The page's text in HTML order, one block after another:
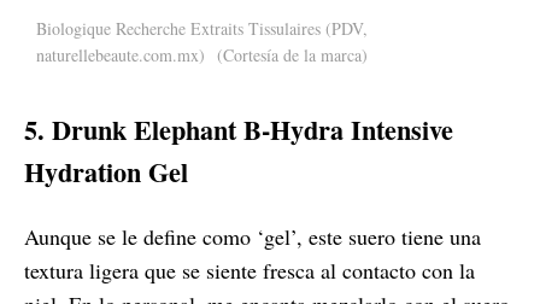
Biologique Recherche Extraits Tissulaires (PDV,
naturellebeaute.com.mx) (Cortesía de la marca)
5. Drunk Elephant B-Hydra Intensive
Hydration Gel
Aunque se le define como ‘gel’, este suero tiene una
textura ligera que se siente fresca al contacto con la